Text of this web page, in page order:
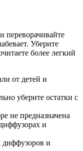
переворачивайте
Уберите
более легкий
от детей и
уберите остатки с
не предназначена
и
диффузоров и